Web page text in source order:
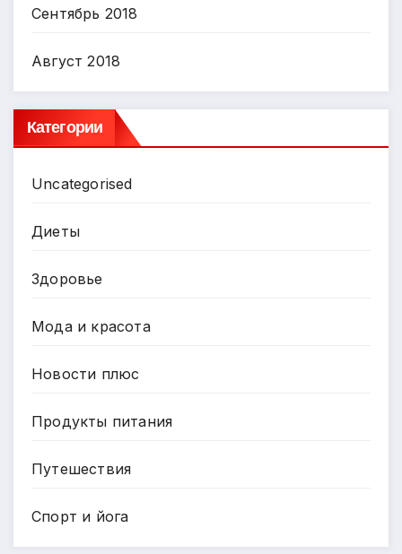
Сентябрь 2018
Август 2018
Категории
Uncategorised
Диеты
Здоровье
Мода и красота
Новости плюс
Продукты питания
Путешествия
Спорт и йога